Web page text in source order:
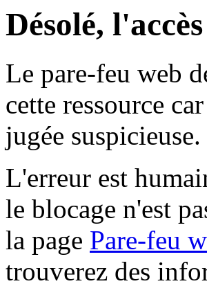
Désolé,
Le pare-feu web
cette ressource
jugée suspicieuse.
L'erreur est
le blocage n'est
la page Pare-feu
trouverez des